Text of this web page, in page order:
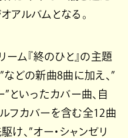
アルバムとなる。
ーム『終のひと』の主題
などの新曲8曲に加え、”
といったカバー曲、自
フカバーを含む全12曲
け、”オー・シャンゼリ